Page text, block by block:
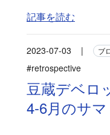
記事を読む
2023-07-03 | ブ
#retrospective
豆蔵デベロ
4-6月のサ